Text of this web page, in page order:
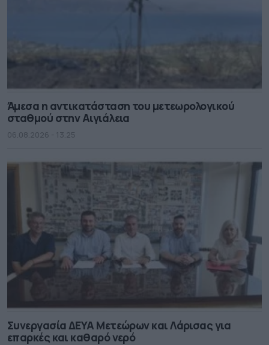
Άμεσα η αντικατάσταση του μετεωρολογικού
σταθμού στην Αιγιάλεια
06.08.2026 - 13.25
Συνεργασία ΔΕΥΑ Μετεώρων και Λάρισας για
επαρκές και καθαρό νερό